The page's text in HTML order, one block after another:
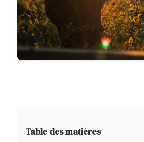
Table des matières